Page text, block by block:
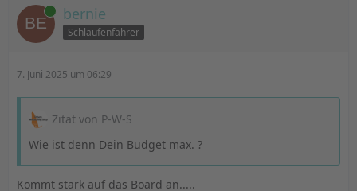
Online bernie
Schlaufenfahrer
7. Juni 2025 um 06:29
Zitat von P-W-S
Wie ist denn Dein Budget max. ?
Kommt stark auf das Board an.....